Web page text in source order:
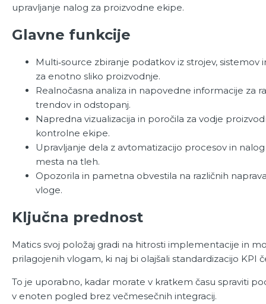
upravljanje nalog za proizvodne ekipe.
Glavne funkcije
Multi‑source zbiranje podatkov iz strojev, sistemov
za enotno sliko proizvodnje.
Realnočasna analiza in napovedne informacije za
trendov in odstopanj.
Napredna vizualizacija in poročila za vodje
kontrolne ekipe.
Upravljanje dela z avtomatizacijo procesov in
mesta na tleh.
Opozorila in pametna obvestila na različnih
vloge.
Ključna prednost
Matics svoj položaj gradi na hitrosti implementacije in
prilagojenih vlogam, ki naj bi olajšali standardizacijo KPI
To je uporabno, kadar morate v kratkem času spraviti
v enoten pogled brez večmesečnih integracij.